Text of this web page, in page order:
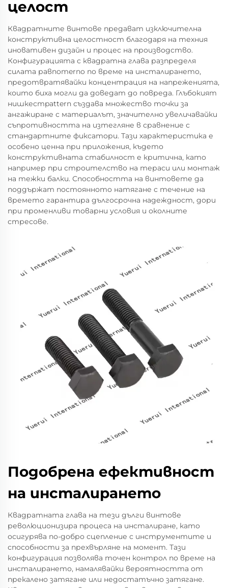
целост
Квадратните винтове предават изключителна
конструктивна целостност благодаря на техния
иновативен дизайн и процес на производство.
Конфигурацията с квадратна глава разпределя
силата равnomerno по време на инсталирането,
предотвратявайки концентрация на напреженията,
които биха могли да доведат до повреда. Глъбокият
нишкестpattern създава множество точки за
ангажиране с материалът, значително увеличавайки
съпротивността на изтегляне в сравнение с
стандартните фиксатори. Тази характеристика е
особено ценна при приложения, където
конструктивната стабилност е критична, като
например при строителство на тераси или монтаж
на тежки балки. Способността на винтовете да
поддържат постоянното натягане с течение на
времето гарантира дългосрочна надеждност, дори
при променливи товарни условия и околните
стресове.
Подобрена ефективност
на инсталирането
Квадратната глава на тези дълги винтове
революционизира процеса на инсталиране, като
осигурява по-добро сцепление с инструментите и
способности за прехвърляне на момент. Тази
конфигурация позволява точен контрол по време на
инсталирането, намалявайки вероятността от
прекалено затягане или недостатъчно затягане.